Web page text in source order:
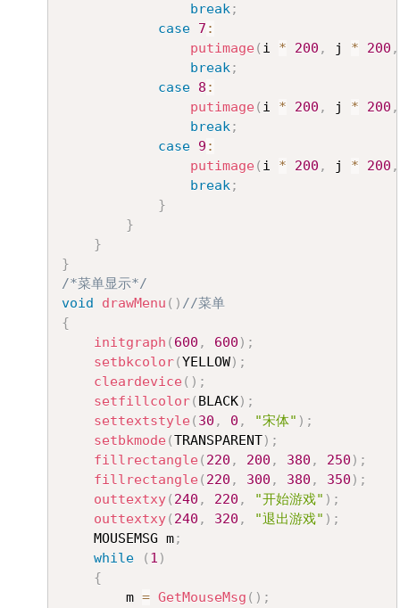
break;
case 7 :
putimage( i * 200 , j * 200 ,
break;
case 8 :
putimage( i * 200 , j * 200 ,
break;
case 9 :
putimage( i * 200 , j * 200 ,
break;
}
}
}
}
/*菜单显示*/
void
drawMenu ( ) //菜单
{
initgraph ( 600 , 600 ) ;
setbkcolor(YELLOW) ;
cleardevice( ) ;
setfillcolor( BLACK) ;
settextstyle( 30 , 0 , "宋体" ) ;
setbkmode(TRANSPARENT) ;
fillrectangle( 220 , 200 , 380 , 250 ) ;
fillrectangle( 220 , 300 , 380 , 350 ) ;
outtextxy( 240 , 220 , "开始游戏" ) ;
outtextxy( 240 , 320 , "退出游戏" ) ;
	MOUSEMSG m
;
while
( 1 )
{
		m
= GetMouseMsg ( ) ;